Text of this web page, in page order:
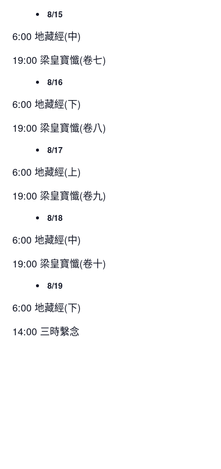
8/15
6:00 地藏經(中)
19:00 梁皇寶懺(卷七)
8/16
6:00 地藏經(下)
19:00 梁皇寶懺(卷八)
8/17
6:00 地藏經(上)
19:00 梁皇寶懺(卷九)
8/18
6:00 地藏經(中)
19:00 梁皇寶懺(卷十)
8/19
6:00 地藏經(下)
14:00 三時繫念